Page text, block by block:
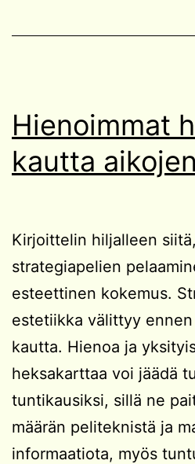
Hienoimmat
kautta
Kirjoittelin hiljalleen
strategiapelien
esteettinen kokemus.
estetiikka välittyy
kautta. Hienoa ja
heksakarttaa voi jäädä
tuntikausiksi, sillä ne
määrän peliteknistä ja
informaatiota, myös